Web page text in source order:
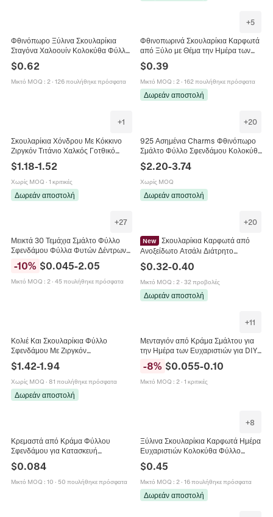
Φθινόπωρο Ξύλινα Σκουλαρίκια
Σταγόνα Χαλοουίν Κολοκύθα Φύλλο
Σφενδάμου Καραμέλα Καλαμποκιού
Διάτρητο Σκουλαρίκια Γυναικεία
Κοσμήματα
$0.62
Μικτό MOQ : 2· 126 πουλήθηκε πρόσφατα
+5
Φθινοπωρινά Σκουλαρίκια Καρφωτά
από Ξύλο με Θέμα την Ημέρα των
Ευχαριστιών για Γυναίκες
Ανοξείδωτο Ατσάλι Κολοκύθα Φύλλο
Σφενδάμου Αλεπού Κοσμήματα
$0.39
Μικτό MOQ : 2· 162 πουλήθηκε πρόσφατα
Δωρεάν αποστολή
+1
Σκουλαρίκια Χόνδρου Με Κόκκινο
Ζιργκόν Τιτάνιο Χαλκός Γοτθικό
Κοσμήματα Γυναίκες Άνδρες
$1.18-1.52
Χωρίς MOQ · 1 κριτικές
Δωρεάν αποστολή
+20
925 Ασημένια Charms Φθινόπωρο
Σμάλτο Φύλλο Σφενδάμου Κολοκύθα
για DIY Βραχιόλι Κοσμήματα
Γυναίκες
$2.20-3.74
Χωρίς MOQ
Δωρεάν αποστολή
+27
Μεικτά 30 Τεμάχια Σμάλτο Φύλλο
Σφενδάμου Φύλλα Φυτών Δέντρων
Charms Μενταγιόν από Κράμα
Ψευδαργύρου για DIY Βραχιόλι
Κολιέ Κοσμήματα
-10% $0.045-2.05
Μικτό MOQ : 2· 45 πουλήθηκε πρόσφατα
+20
New
Σκουλαρίκια Καρφωτά από
Ανοξείδωτο Ατσάλι Διάτρητο
Λουλούδι Τριαντάφυλλο Μονστέρα
Φύλλο Σφενδάμου για Γυναίκες
$0.32-0.40
Μικτό MOQ : 2· 32 προβολές
Δωρεάν αποστολή
Κολιέ Και Σκουλαρίκια Φύλλο
Σφενδάμου Με Ζιργκόν
Επιχρυσωμένο Χαλκό Αλυσίδα
Ανοξείδωτο Ατσάλι Ασημένιο
Κούμπωμα Γυναικεία
$1.42-1.94
Χωρίς MOQ · 81 πουλήθηκε πρόσφατα
Δωρεάν αποστολή
+11
Μενταγιόν από Κράμα Σμάλτου για
την Ημέρα των Ευχαριστιών για DIY
Κατασκευή Σκουλαρικιών Κολιέ
Μπρελόκ Γαλοπούλα Κολοκύθα
Φύλλο Σφενδάμου Αξεσουάρ
-8% $0.055-0.10
Μικτό MOQ : 2· 1 κριτικές
Κρεμαστά από Κράμα Φύλλου
Σφενδάμου για Κατασκευή
Κοσμημάτων Σμάλτο Μάρμαρο
Στάγδην Λάδι Φύλλο Μενταγιόν για
DIY Κολιέ Σκουλαρίκι Βραχιόλι
$0.084
Μικτό MOQ : 10 · 50 πουλήθηκε πρόσφατα
+8
Ξύλινα Σκουλαρίκια Καρφωτά Ημέρα
Ευχαριστιών Κολοκύθα Φύλλο
Σφενδάμου Γαλοπούλα Βελανίδι
Ηλιοτρόπιο Εορταστικά Κοσμήματα
Γυναίκες
$0.45
Μικτό MOQ : 2· 16 πουλήθηκε πρόσφατα
Δωρεάν αποστολή